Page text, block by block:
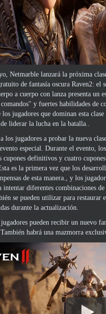
Netmarble lanzará la próxima
de fantasía oscura Raven2: el
a cuerpo con lanza presenta un
y fuertes habilidades de
jugadores que dominan esta
liderar la lucha en la batalla..
los jugadores a probar la nueva
especial. Durante el evento,
cupones definitivos y cuatro
es la primera vez que los
de esta manera., y los
intentar diferentes combinaciones
se pueden utilizar para restaurar
durante la actualización.
pueden recibir un nuevo
habrá una mazmorra